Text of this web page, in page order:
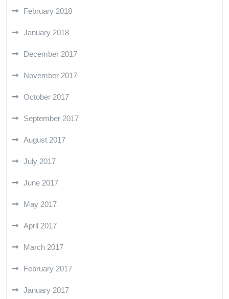
February 2018
January 2018
December 2017
November 2017
October 2017
September 2017
August 2017
July 2017
June 2017
May 2017
April 2017
March 2017
February 2017
January 2017